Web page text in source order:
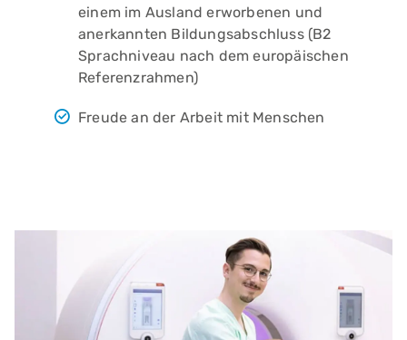
einem im Ausland erworbenen und
anerkannten Bildungsabschluss (B2
Sprachniveau nach dem europäischen
Referenzrahmen)
Freude an der Arbeit mit Menschen